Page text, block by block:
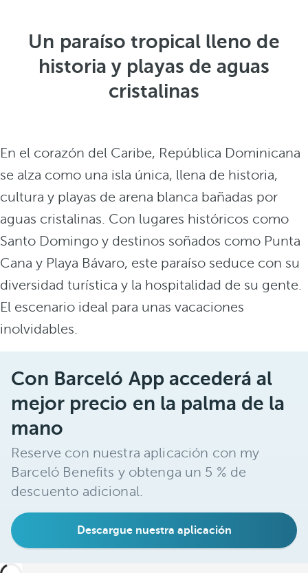
Un paraíso tropical lleno de
historia y playas de aguas
cristalinas
En el corazón del Caribe, República Dominicana
se alza como una isla única, llena de historia,
cultura y playas de arena blanca bañadas por
aguas cristalinas. Con lugares históricos como
Santo Domingo y destinos soñados como Punta
Cana y Playa Bávaro, este paraíso seduce con su
diversidad turística y la hospitalidad de su gente.
El escenario ideal para unas vacaciones
inolvidables.
Con Barceló App accederá al
mejor precio en la palma de la
mano
Reserve con nuestra aplicación con my
Barceló Benefits y obtenga un 5 % de
descuento adicional.
Descargue nuestra aplicación